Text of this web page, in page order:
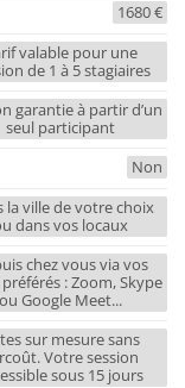
1680 €
valable pour une
de 1 à 5 stagiaires
garantie à partir d’un
seul participant
Non
la ville de votre choix
dans vos locaux
chez vous via vos
: Zoom, Skype
ou Google Meet...
sur mesure sans
Votre session
sous 15 jours